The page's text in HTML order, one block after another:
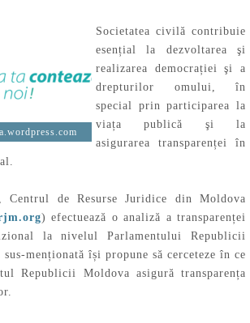
Societatea civilă contribuie
esențial la dezvoltarea şi
realizarea democrației şi a
drepturilor omului, în
special prin participarea la
viața publică şi la
asigurarea transparenței în
Centrul de Resurse Juridice din Moldova
) efectuează o analiză a transparenței
la nivelul Parlamentului Republicii
menționată își propune să cerceteze în ce
Republicii Moldova asigură transparența